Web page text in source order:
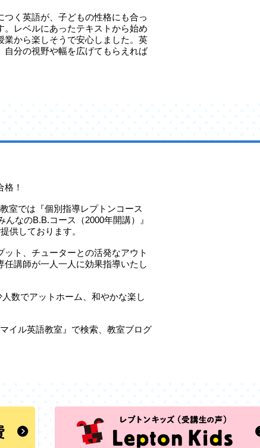
つく英語が、子どもの性格にも合っ
。レベルにあったテキストから始め
業から楽しそうで安心しました。英
自分の視野や幅を広げてもらえれば
！
室では『個別指導レプトンコース
んなのB.B.コース（2000年開講）』
供しております。
ット、チューターとの活発なアウト
任講師が一人一人に効果指導いたし
数でアットホーム、和やかな楽し
イル英語教室』で検索、教室ブログ